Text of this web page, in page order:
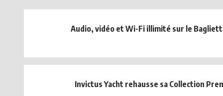
Audio, vidéo et Wi-Fi illimité sur le
Invictus Yacht rehausse sa Collection